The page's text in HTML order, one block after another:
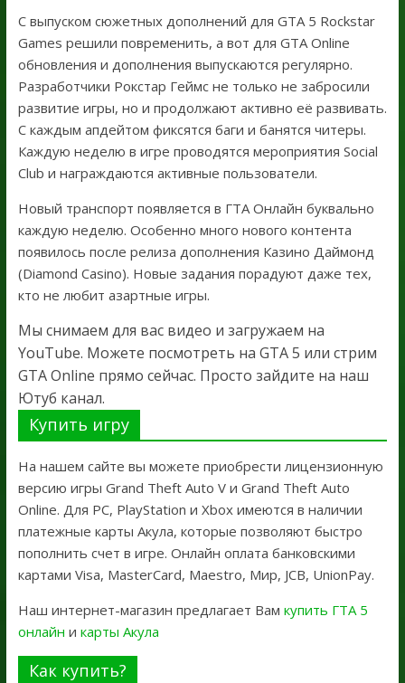
С выпуском сюжетных дополнений для GTA 5 Rockstar
Games решили повременить, а вот для GTA Online
обновления и дополнения выпускаются регулярно.
Разработчики Рокстар Геймс не только не забросили
развитие игры, но и продолжают активно её развивать.
С каждым апдейтом фиксятся баги и банятся читеры.
Каждую неделю в игре проводятся мероприятия Social
Club и награждаются активные пользователи.
Новый транспорт появляется в ГТА Онлайн буквально
каждую неделю. Особенно много нового контента
появилось после релиза дополнения Казино Даймонд
(Diamond Casino). Новые задания порадуют даже тех,
кто не любит азартные игры.
Мы снимаем для вас видео и загружаем на
YouTube. Можете посмотреть на GTA 5 или стрим
GTA Online прямо сейчас. Просто зайдите на наш
Ютуб канал.
Купить игру
На нашем сайте вы можете приобрести лицензионную
версию игры Grand Theft Auto V и Grand Theft Auto
Online. Для PC, PlayStation и Xbox имеются в наличии
платежные карты Акула, которые позволяют быстро
пополнить счет в игре. Онлайн оплата банковскими
картами Visa, MasterCard, Maestro, Мир, JCB, UnionPay.
Наш интернет-магазин предлагает Вам купить ГТА 5
онлайн и карты Акула
Как купить?